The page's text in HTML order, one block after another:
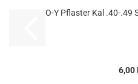
O-Y Pflaster Kal .40-.49
6,00